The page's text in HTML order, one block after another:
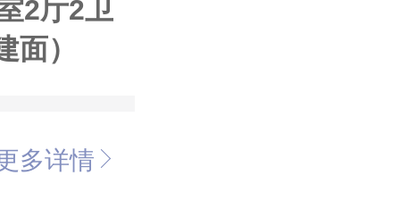
2厅2卫
面）
多详情